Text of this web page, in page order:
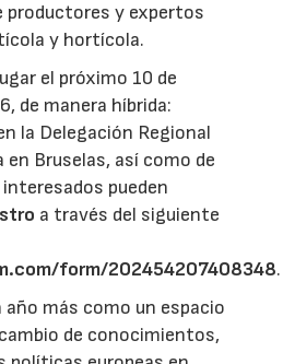
productores y expertos
y hortícola.
el próximo 10 de
de manera híbrida:
la Delegación Regional
en Bruselas, así como de
pueden
a través del siguiente
form/202454207408348.
año más como un espacio
de conocimientos,